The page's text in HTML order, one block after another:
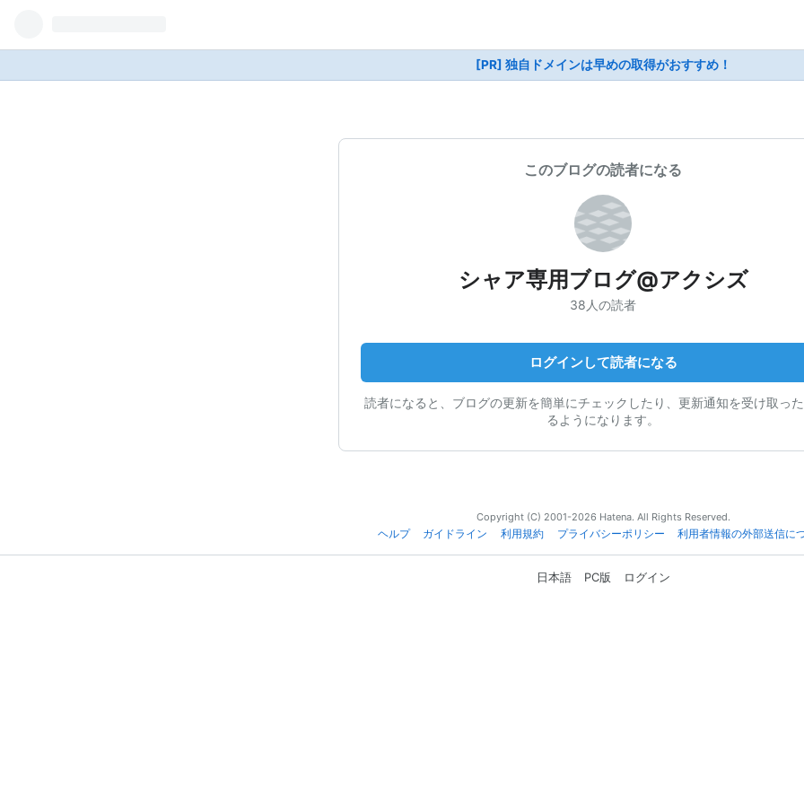
[PR] 独自ドメインは早めの取得がおすすめ！
このブログの読者になる
シャア専用ブログ@アクシズ
38人の読者
ログインして読者になる
読者になると、ブログの更新を簡単にチェックしたり、更新通知を受け取っ
るようになります。
Copyright (C) 2001-2026 Hatena. All Rights Reserved.
ヘルプ
ガイドライン 利用規約 プライバシーポリシー 利用者情報の外部送信に
日本語 PC版 ログイン